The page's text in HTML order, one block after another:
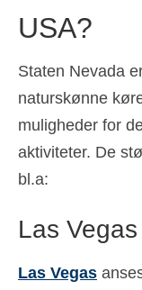
USA?
Staten Nevada
naturskønne
muligheder for
aktiviteter. De
bl.a:
Las Vegas
Las Vegas